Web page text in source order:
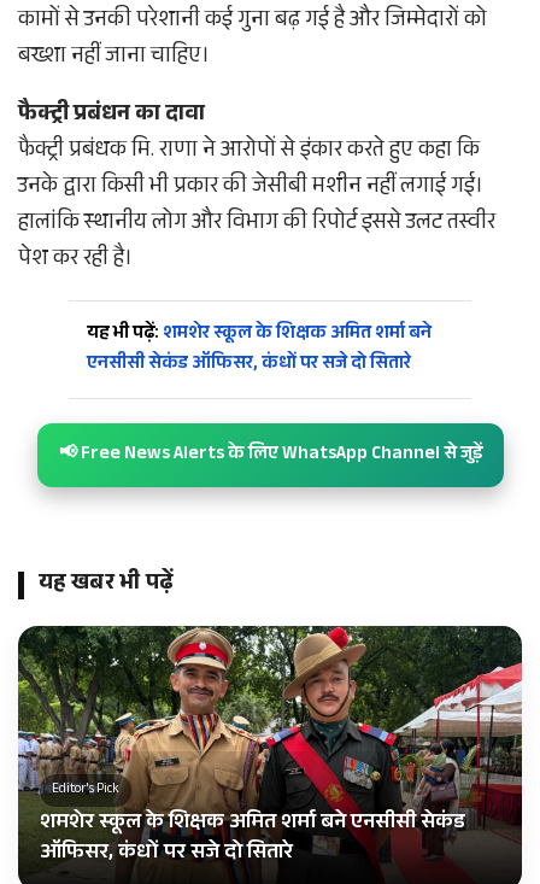
कामों से उनकी परेशानी कई गुना बढ़ गई है और जिम्मेदारों को
बख्शा नहीं जाना चाहिए।
फैक्ट्री प्रबंधन का दावा
फैक्ट्री प्रबंधक मि. राणा ने आरोपों से इंकार करते हुए कहा कि
उनके द्वारा किसी भी प्रकार की जेसीबी मशीन नहीं लगाई गई।
हालांकि स्थानीय लोग और विभाग की रिपोर्ट इससे उलट तस्वीर
पेश कर रही है।
यह भी पढ़ें: शमशेर स्कूल के शिक्षक अमित शर्मा बने
एनसीसी सेकंड ऑफिसर, कंधों पर सजे दो सितारे
📢 Free News Alerts के लिए WhatsApp Channel से जुड़ें
यह खबर भी पढ़ें
Editor's Pick
शमशेर स्कूल के शिक्षक अमित शर्मा बने एनसीसी सेकंड
ऑफिसर, कंधों पर सजे दो सितारे